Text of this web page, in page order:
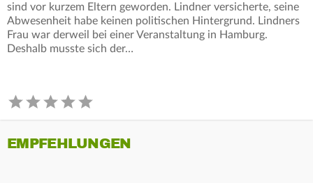
sind vor kurzem Eltern geworden. Lindner versicherte, seine
Abwesenheit habe keinen politischen Hintergrund. Lindners
Frau war derweil bei einer Veranstaltung in Hamburg.
Deshalb musste sich der…
EMPFEHLUNGEN